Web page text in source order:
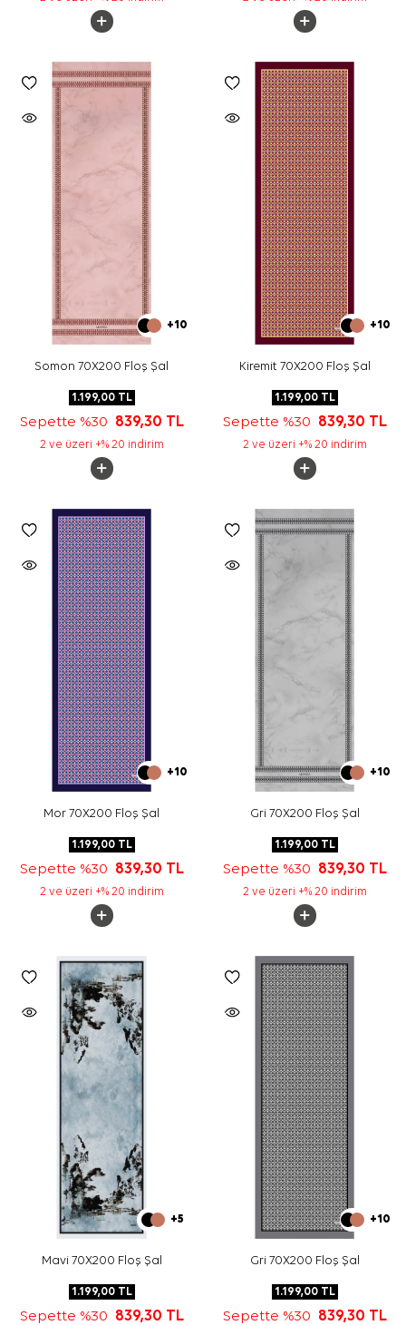
+10
Somon 70X200 Floş Şal
1.199,00TL
Sepette %30 839,30 TL
2 ve üzeri +% 20 indirim
+10
Kiremit 70X200 Floş Şal
1.199,00TL
Sepette %30 839,30 TL
2 ve üzeri +% 20 indirim
+10
Mor 70X200 Floş Şal
1.199,00TL
Sepette %30 839,30 TL
2 ve üzeri +% 20 indirim
+10
Gri 70X200 Floş Şal
1.199,00TL
Sepette %30 839,30 TL
2 ve üzeri +% 20 indirim
+5
Mavi 70X200 Floş Şal
1.199,00TL
Sepette %30 839,30 TL
+10
Gri 70X200 Floş Şal
1.199,00TL
Sepette %30 839,30 TL